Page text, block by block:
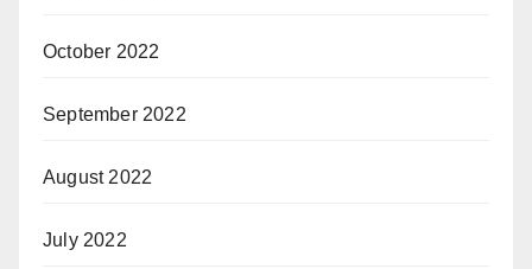
October 2022
September 2022
August 2022
July 2022